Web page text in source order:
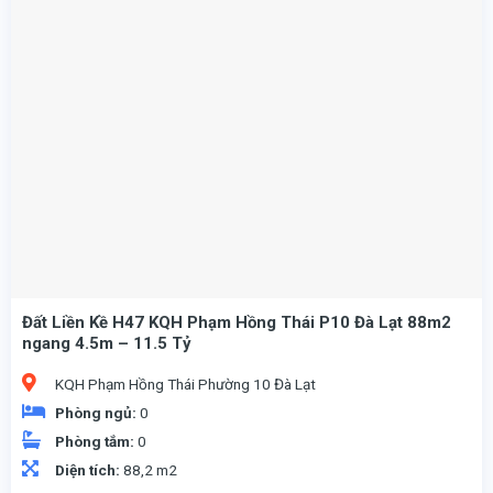
Đất Liền Kề H47 KQH Phạm Hồng Thái P10 Đà Lạt 88m2
ngang 4.5m – 11.5 Tỷ
KQH Phạm Hồng Thái Phường 10 Đà Lạt
Phòng ngủ: 0
Phòng tắm: 0
Diện tích: 88,2 m2